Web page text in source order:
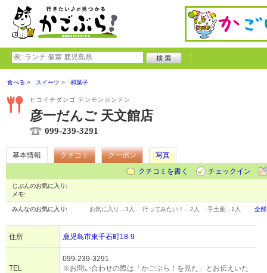
食べる スイーツ 和菓子
ヒコイチダンゴ テンモンカンテン
彦一だんご 天文館店
099-239-3291
基本情報 クチコミ クーポン
写真
クチコミを書く
チェックイン
じぶんのお気に入り:
メモ:
みんなのお気に入り: お気に入り… 3人 行ってみたい！… 2人 手土産… 1人 全
住所 鹿児島市東千石町18-9
TEL
099-239-3291
※お問い合わせの際は「かごぶら！を見た」とお伝えいた